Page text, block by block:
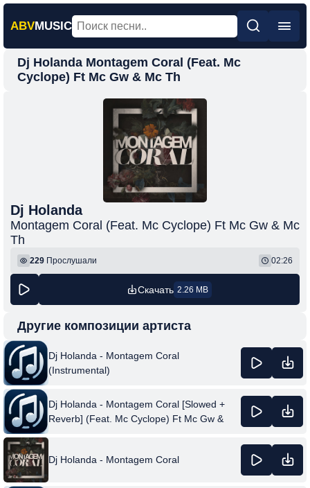
ABVMUSIC
Главная
Фонк
Dj Holanda Montagem Coral (Feat. Mc
Cyclope) Ft Mc Gw & Mc Th
Dj Holanda
Montagem Coral (Feat. Mc Cyclope) Ft Mc Gw & Mc
Th
229 Прослушали 02:26
Скачать 2.26 MB
Другие композиции артиста
Dj Holanda - Montagem Coral
(Instrumental)
Dj Holanda - Montagem Coral [Slowed +
Reverb] (Feat. Mc Cyclope) Ft Mc Gw &
Dj Holanda - Montagem Coral